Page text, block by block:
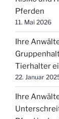
Pferden
11. Mai 2026
Ihre
Tierhalter
22. Januar
Ihre